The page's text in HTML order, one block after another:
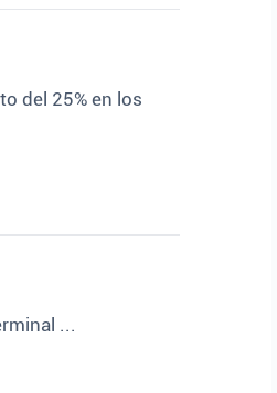
del 25% en los
...